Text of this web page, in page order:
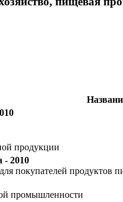
продукции
2010
покупателей продуктов
промышленности